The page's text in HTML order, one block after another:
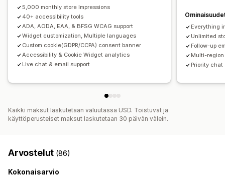
5,000 monthly store Impressions
40+ accessibility tools
ADA, AODA, EAA, & BFSG WCAG support
Widget customization, Multiple languages
Custom cookie(GDPR/CCPA) consent banner
Accessibility & Cookie Widget analytics
Live chat & email support
Everything
Unlimited
Follow-up
Multi-region
Priority chat
Kaikki maksut laskutetaan valuutassa USD. Toistuvat ja
käyttöperusteiset maksut laskutetaan 30 päivän välein.
Arvostelut (86)
Kokonaisarvio